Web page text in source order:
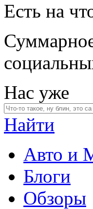
Есть на
Нас уже
Найти
Авто и
Блоги
Обзоры